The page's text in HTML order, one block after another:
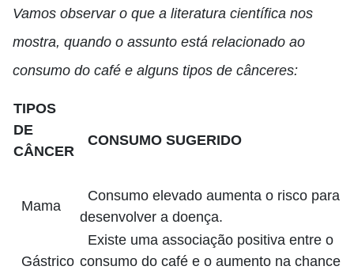
Vamos observar o que a literatura científica nos
mostra, quando o assunto está relacionado ao
consumo do café e alguns tipos de cânceres:
TIPOS
DE
CÂNCER
CONSUMO SUGERIDO
Mama
Consumo elevado aumenta o risco para
desenvolver a doença.
Gástrico
Existe uma associação positiva entre o
consumo do café e o aumento na chance